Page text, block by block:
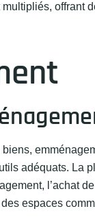
offrant
adéquats. La
l’achat
espaces